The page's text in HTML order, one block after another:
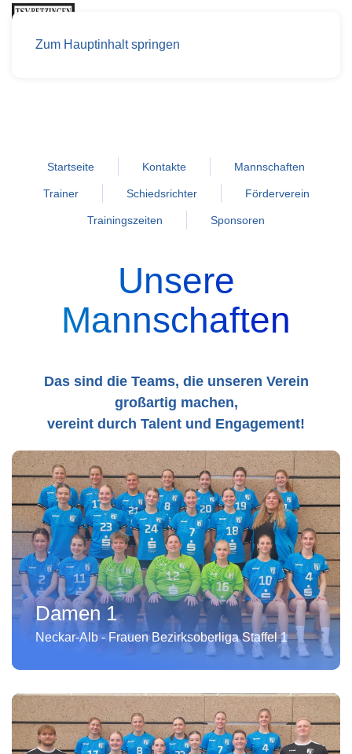
Zum Hauptinhalt springen
Startseite Kontakte Mannschaften
Trainer Schiedsrichter Förderverein
Trainingszeiten Sponsoren
Unsere
Mannschaften
Das sind die Teams, die unseren Verein
großartig machen,
vereint durch Talent und Engagement!
Damen 1
Neckar-Alb - Frauen Bezirksoberliga Staffel 1